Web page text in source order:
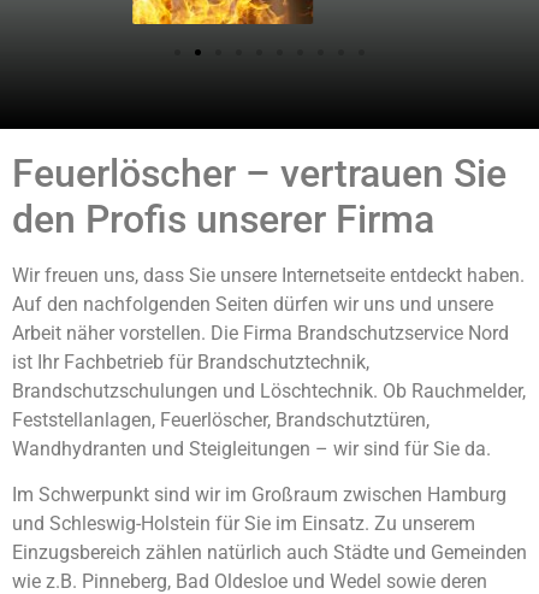
Feuerlöscher – vertrauen Sie
den Profis unserer Firma
Wir freuen uns, dass Sie unsere Internetseite entdeckt haben.
Auf den nachfolgenden Seiten dürfen wir uns und unsere
Arbeit näher vorstellen. Die Firma Brandschutzservice Nord
ist Ihr Fachbetrieb für Brandschutztechnik,
Brandschutzschulungen und Löschtechnik. Ob Rauchmelder,
Feststellanlagen, Feuerlöscher, Brandschutztüren,
Wandhydranten und Steigleitungen – wir sind für Sie da.
Im Schwerpunkt sind wir im Großraum zwischen Hamburg
und Schleswig-Holstein für Sie im Einsatz. Zu unserem
Einzugsbereich zählen natürlich auch Städte und Gemeinden
wie z.B. Pinneberg, Bad Oldesloe und Wedel sowie deren